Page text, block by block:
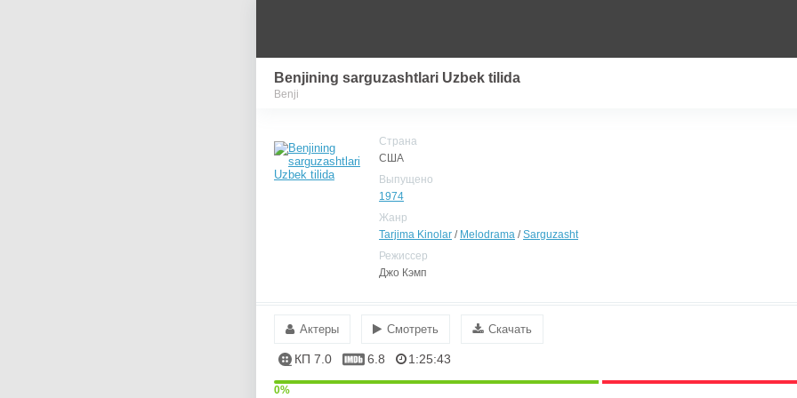
Benjining sarguzashtlari Uzbek tilida
Benji
Страна
США
Выпущено
1974
Жанр
Tarjima Kinolar / Melodrama /Sarguzasht
Режиссер
Джо Кэмп
Актеры Смотреть Скачать
КП 7.0 6.8 1:25:43
0%